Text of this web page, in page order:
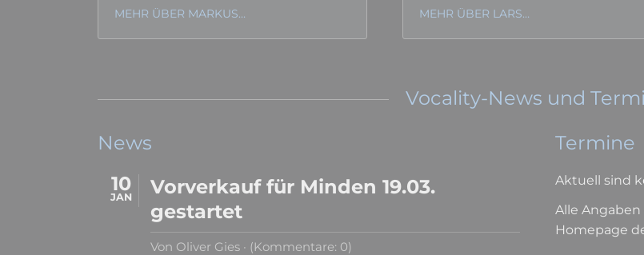
MEHR ÜBER MARKUS…
MEHR ÜBER LARS…
Vocality-News und
News
10
JAN
Vorverkauf für Minden 19.03.
gestartet
Von Oliver Gies · (Kommentare: 0)
Termine
Aktuell sind
Alle
Homepage